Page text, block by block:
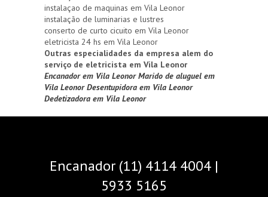
instalaçao de maquinas em Vila Leonor
instalação de luminarias e lustres
conserto de curto cicuito em Vila Leonor
eletricista 24 hs em Vila Leonor
Outras especialidades da empresa alem do
serviço de eletricista em Vila Leonor
Encanador em Vila LeonorMarido de aluguel em
Vila LeonorDesentupidora em Vila Leonor
Dedetizadora em Vila Leonor
Encanador (11) 4114 4004 |
5933 5165